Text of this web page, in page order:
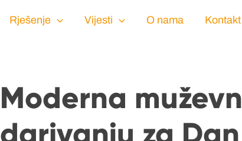
Rješenje Vijesti O nama Kontakt
Moderna